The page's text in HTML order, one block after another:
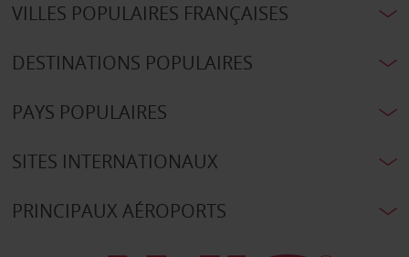
VILLES POPULAIRES FRANÇAISES
DESTINATIONS POPULAIRES
PAYS POPULAIRES
SITES INTERNATIONAUX
PRINCIPAUX AÉROPORTS